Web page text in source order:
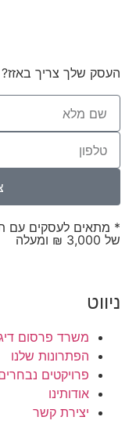
העסק שלך צריך באזז?
* מתאים לעסקים עם
של 3,000 ₪ ומעלה
ניווט
משרד פרסום
הפתרונות שלנו
פרויקטים
אודותינו
יצירת קשר